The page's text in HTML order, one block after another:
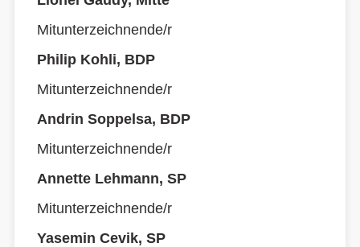
Mitunterzeichnende/r
Philip Kohli, BDP
Mitunterzeichnende/r
Andrin Soppelsa, BDP
Mitunterzeichnende/r
Annette Lehmann, SP
Mitunterzeichnende/r
Yasemin Cevik, SP